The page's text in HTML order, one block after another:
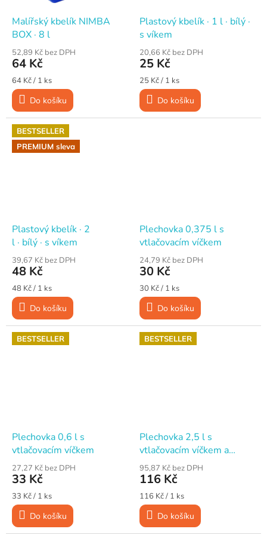
Malířský kbelík NIMBA
BOX · 8 l
52,89 Kč bez DPH
64 Kč
Měrná
cena:
64 Kč / 1 ks
Do košíku
Plastový kbelík · 1 l · bílý ·
s víkem
20,66 Kč bez DPH
25 Kč
Měrná
cena:
25 Kč / 1 ks
Do košíku
BESTSELLER
PREMIUM sleva
Plastový kbelík · 2
l · bílý · s víkem
39,67 Kč bez DPH
48 Kč
Měrná
cena:
48 Kč / 1 ks
Do košíku
Plechovka 0,375 l s
vtlačovacím víčkem
24,79 Kč bez DPH
30 Kč
Měrná
cena:
30 Kč / 1 ks
Do košíku
BESTSELLER
Plechovka 0,6 l s
vtlačovacím víčkem
27,27 Kč bez DPH
33 Kč
Měrná
cena:
33 Kč / 1 ks
Do košíku
BESTSELLER
Plechovka 2,5 l s
vtlačovacím víčkem a
držadlem
95,87 Kč bez DPH
116 Kč
Měrná
cena:
116 Kč / 1 ks
Do košíku